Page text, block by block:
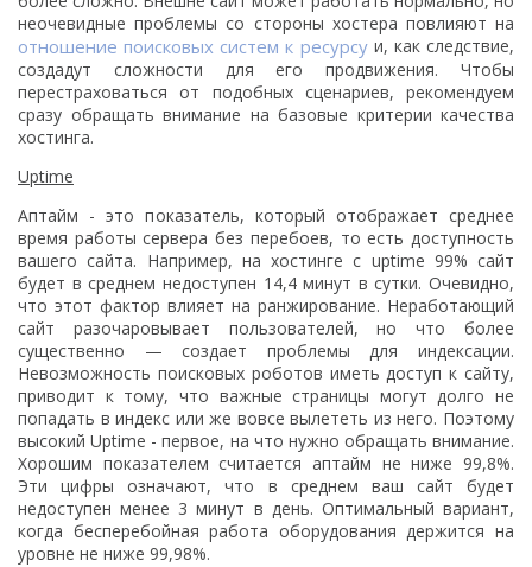
неочевидные проблемы со стороны хостера повлияют на
отношение поисковых систем к ресурсуи, как следствие,
создадут сложности для его продвижения. Чтобы
перестраховаться от подобных сценариев, рекомендуем
сразу обращать внимание на базовые критерии качества
хостинга.
Uptime
Аптайм - это показатель, который отображает среднее
время работы сервера без перебоев, то есть доступность
вашего сайта. Например, на хостинге с uptime 99% сайт
будет в среднем недоступен 14,4 минут в сутки. Очевидно,
что этот фактор влияет на ранжирование. Неработающий
сайт разочаровывает пользователей, но что более
существенно — создает проблемы для индексации.
Невозможность поисковых роботов иметь доступ к сайту,
приводит к тому, что важные страницы могут долго не
попадать в индекс или же вовсе вылететь из него. Поэтому
высокий Uptime - первое, на что нужно обращать внимание.
Хорошим показателем считается аптайм не ниже 99,8%.
Эти цифры означают, что в среднем ваш сайт будет
недоступен менее 3 минут в день. Оптимальный вариант,
когда бесперебойная работа оборудования держится на
уровне не ниже 99,98%.